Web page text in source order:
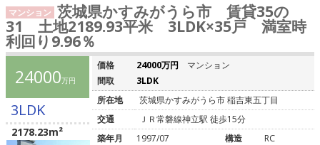
マンション 茨城県かすみがうら市 賃貸35の
31 土地2189.93平米 3LDK×35戸 満室時
利回り9.96％
24000万円
3LDK
2178.23m²
価格 24000万円
マンション
間取
3LDK
所在地
茨城県かすみがうら市 稲吉東五丁目
交通
ＪＲ常磐線神立駅 徒歩15分
築年月
1997/07 構造
RC